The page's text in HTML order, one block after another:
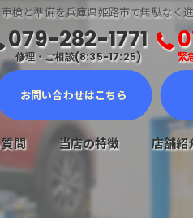
車検と準備を兵庫県姫路市で無駄なく
079-282-1771
修理・ご相談(8:35-17:25) 緊
お問い合わせはこちら
問 当店の特徴
車検
店舗紹